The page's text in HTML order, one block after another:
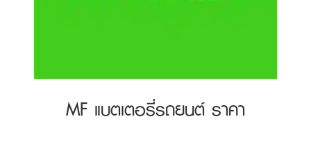
MF แบตเตอรี่รถยนต์ ราคา